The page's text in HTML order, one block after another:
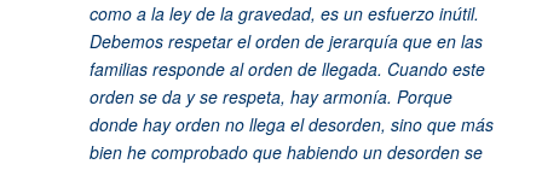
como a la ley de la gravedad, es un esfuerzo inútil.
Debemos respetar el orden de jerarquía que en las
familias responde al orden de llegada. Cuando este
orden se da y se respeta, hay armonía. Porque
donde hay orden no llega el desorden, sino que más
bien he comprobado que habiendo un desorden se